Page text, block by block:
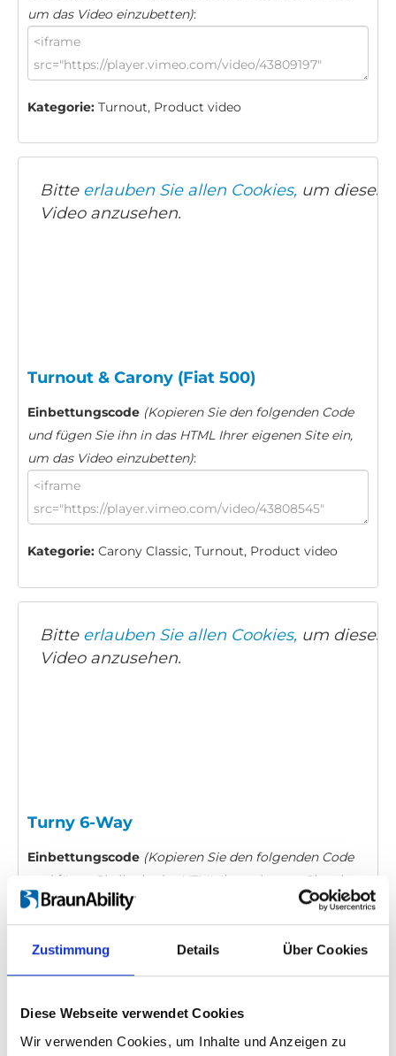
Zustimmung Details Über Cookies
Diese Webseite verwendet Cookies
Wir verwenden Cookies, um Inhalte und Anzeigen zu
um das Video einzubetten):
Kategorie: Turnout, Product video
Bitte erlauben Sie allen Cookies, um dieses
Video anzusehen.
Turnout & Carony (Fiat 500)
Einbettungscode (Kopieren Sie den folgenden Code
und fügen Sie ihn in das HTML Ihrer eigenen Site ein,
um das Video einzubetten):
Kategorie: Carony Classic, Turnout, Product video
Bitte erlauben Sie allen Cookies, um dieses
Video anzusehen.
Turny 6-Way
Einbettungscode (Kopieren Sie den folgenden Code
und fügen Sie ihn in das HTML Ihrer eigenen Site ein,
um das Video einzubetten)